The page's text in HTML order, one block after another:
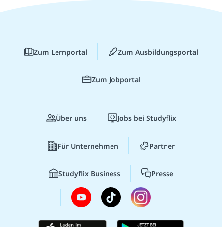
Zum Lernportal Zum Ausbildungsportal
Zum Jobportal
Über uns Jobs bei Studyflix
Für Unternehmen Partner
Studyflix Business Presse